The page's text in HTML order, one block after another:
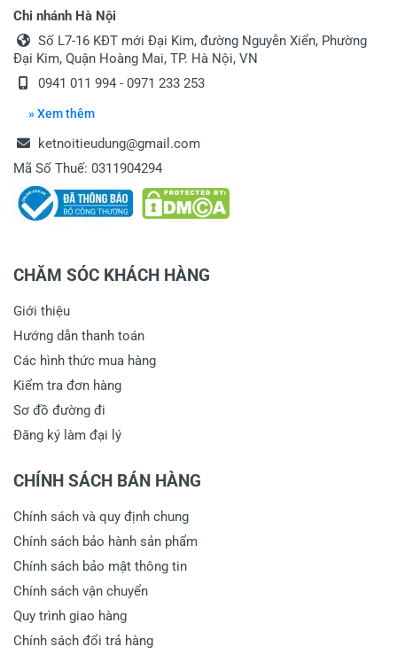
Gửi nhận xét
Chi nhánh Hà Nội
Số L7-16 KĐT mới Đại Kim, đường Nguyễn Xiển, Phường
Đại Kim, Quận Hoàng Mai, TP. Hà Nội, VN
0941 011 994 - 0971 233 253
» Xem thêm
ketnoitieudung@gmail.com
Mã Số Thuế: 0311904294
CHĂM SÓC KHÁCH HÀNG
Giới thiệu
Hướng dẫn thanh toán
Các hình thức mua hàng
Kiểm tra đơn hàng
Sơ đồ đường đi
Đăng ký làm đại lý
CHÍNH SÁCH BÁN HÀNG
Chính sách và quy định chung
Chính sách bảo hành sản phẩm
Chính sách bảo mật thông tin
Chính sách vận chuyển
Quy trình giao hàng
Chính sách đổi trả hàng